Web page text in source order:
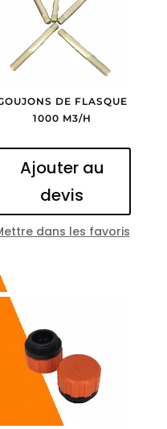
DE FLASQUE
1000 M3/H
Ajouter au
devis
dans les favoris